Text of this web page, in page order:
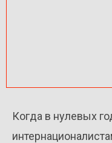
Когда в нулевых